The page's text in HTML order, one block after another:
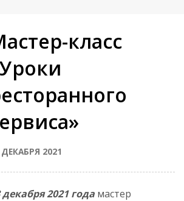
класс
ДЕКАБРЯ 2021
декабря 2021 года мастер